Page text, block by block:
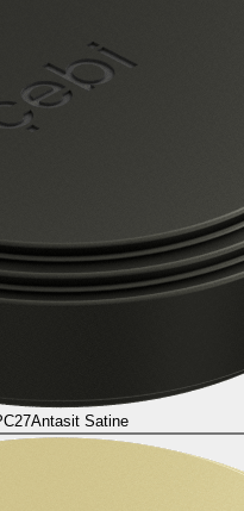
Antasit Satine